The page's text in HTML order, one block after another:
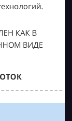
КАК В
ВИДЕ